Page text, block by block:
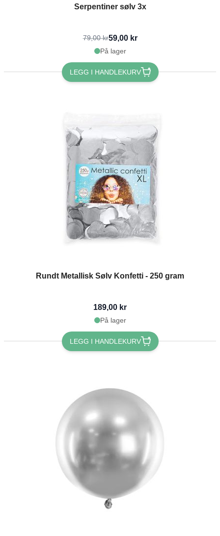
Serpentiner sølv 3x
79,00 kr59,00 kr
På lager
LEGG I HANDLEKURV
Rundt Metallisk Sølv Konfetti - 250 gram
189,00 kr
På lager
LEGG I HANDLEKURV